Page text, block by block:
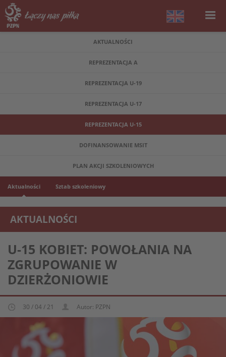
AKTUALNOŚCI
REPREZENTACJA A
REPREZENTACJA U-19
REPREZENTACJA U-17
REPREZENTACJA U-15
DOFINANSOWANIE MSIT
PLAN AKCJI SZKOLENIOWYCH
Aktualności Sztab szkoleniowy
AKTUALNOŚCI
REPREZENTACJA KOBIECA U-15
U-15 KOBIET: POWOŁANIA NA
ZGRUPOWANIE W
DZIERŻONIOWIE
30 / 04 / 21 Autor: PZPN